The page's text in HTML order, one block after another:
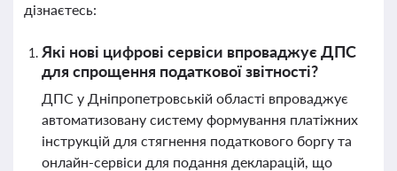
дізнаєтесь:
Які нові цифрові сервіси впроваджує ДПС
для спрощення податкової звітності?
ДПС у Дніпропетровській області впроваджує
автоматизовану систему формування платіжних
інструкцій для стягнення податкового боргу та
онлайн-сервіси для подання декларацій, що